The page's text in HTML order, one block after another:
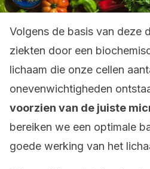
Volgens de basis van deze
ziekten door een
lichaam die onze cellen
onevenwichtigheden
voorzien van de juiste
bereiken we een optimale
goede werking van het